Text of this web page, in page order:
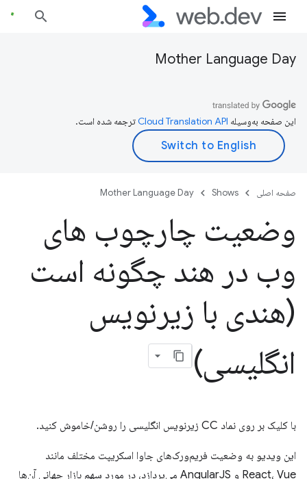
Mother Language Day
این صفحه به‌وسیله ترجمه شده است.
صفحه اصلی Shows
Mother Language Day
وضعیت چارچوب های
وب در هند چگونه است
(هندی با زیرنویس
انگلیسی)
با کلیک بر روی نماد CC زیرنویس انگلیسی را روشن/خاموش کنید.
این ویدیو به وضعیت فریم‌ورک‌های جاوا اسکریپت مختلف مانند
React، Vue و AngularJS می‌پردازد، در مورد سهم بازار جهانی آن‌ها